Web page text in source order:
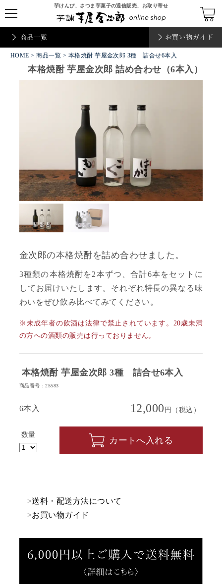
芋けんぴ、さつま芋菓子の通信販売、お取り寄せ
t
o
g
g
e
n
HOME >商品一覧 > 本格焼酎 芋屋金次郎 3種 詰合せ6本入
本格焼酎 芋屋金次郎 詰め合わせ（6本入）
金次郎の本格焼酎を詰め合わせました。
3種類の本格焼酎を2本ずつ、合計6本をセットに
してお届けいたします。それぞれ特長の異なる味
わいをぜひ飲み比べてみてください。
※未成年者の飲酒は法律で禁止されています。20歳未満
の方への酒類の販売は行っておりません。
本格焼酎 芋屋金次郎 3種 詰合せ6本入
商品番号：25583
6本入 12,000 円（税込）
数量
カートへ入れる
>送料・配送方法について
>お買い物ガイド